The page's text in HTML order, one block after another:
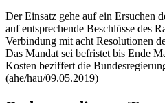
Der Einsatz gehe auf ein Ersuchen
auf entsprechende Beschlüsse des
Verbindung mit acht Resolutionen
Das Mandat sei befristet bis Ende
Kosten beziffert die
(ahe/hau/09.05.2019)